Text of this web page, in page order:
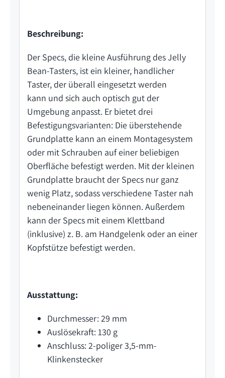
Beschreibung:
Der Specs, die kleine Ausführung des Jelly
Bean-Tasters, ist ein kleiner, handlicher
Taster, der überall eingesetzt werden
kann und sich auch optisch gut der
Umgebung anpasst. Er bietet drei
Befestigungsvarianten: Die überstehende
Grundplatte kann an einem Montagesystem
oder mit Schrauben auf einer beliebigen
Oberfläche befestigt werden. Mit der kleinen
Grundplatte braucht der Specs nur ganz
wenig Platz, sodass verschiedene Taster nah
nebeneinander liegen können. Außerdem
kann der Specs mit einem Klettband
(inklusive) z. B. am Handgelenk oder an einer
Kopfstütze befestigt werden.
Ausstattung:
Durchmesser: 29 mm
Auslösekraft: 130 g
Anschluss: 2-poliger 3,5-mm-
Klinkenstecker